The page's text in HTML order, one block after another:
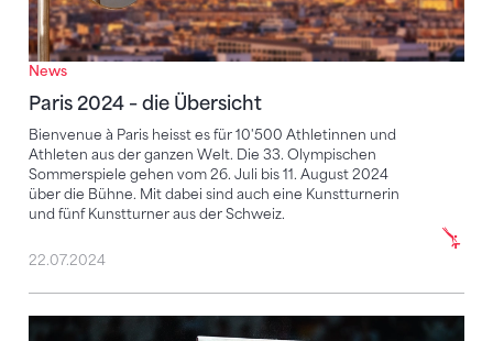
News
Paris 2024 – die Übersicht
Bienvenue à Paris heisst es für 10'500 Athletinnen und
Athleten aus der ganzen Welt. Die 33. Olympischen
Sommerspiele gehen vom 26. Juli bis 11. August 2024
über die Bühne. Mit dabei sind auch eine Kunstturnerin
und fünf Kunstturner aus der Schweiz.
22.07.2024
Geglückte Premiere und Ernüchterung am Barren